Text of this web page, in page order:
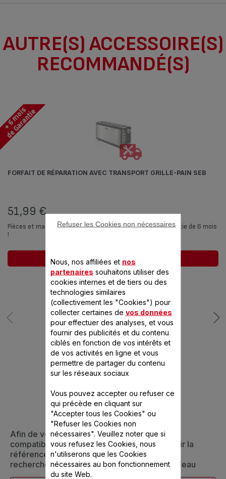
modalités de communication de la loi
Anti-Gaspillage pour une Economie
AUTRE(S) ACCESSOIRE(S)
RECOMMANDÉ(S)
FORFAIT DE RÉPARATION AVEC TRANSPORT GRILLE-PAIN SEB
51,99 €
Pièces et main d'œuvre comprises avec extension de garantie de 6 mois
!
Ajouter au panier
CONÇU POUR 1
PRODUIT(S)
Afin de vous assurer que cet article est bien
compatible avec votre appareil, veuillez saisir la
référence de votre produit dans la barre de
recherche ci-dessous ou vous référer au tableau
Nous, nos affiliées et nos
partenaires souhaitons utiliser des
cookies internes et de tiers ou des
technologies similaires
(collectivement les "Cookies") pour
collecter certaines de vos données
pour effectuer des analyses, et vous
fournir des publicités et du contenu
ciblés en fonction de vos intérêts et
de vos activités en ligne et vous
permettre de partager du contenu
sur les réseaux sociaux
Vous pouvez accepter ou refuser ce
qui précède en cliquant sur
"Accepter tous les Cookies" ou
"Refuser les Cookies non
nécessaires". Veuillez noter que si
vous refusez les Cookies, nous
n'utiliserons que les Cookies
nécessaires au bon fonctionnement
du site Web.
Refuser les Cookies non nécessaires